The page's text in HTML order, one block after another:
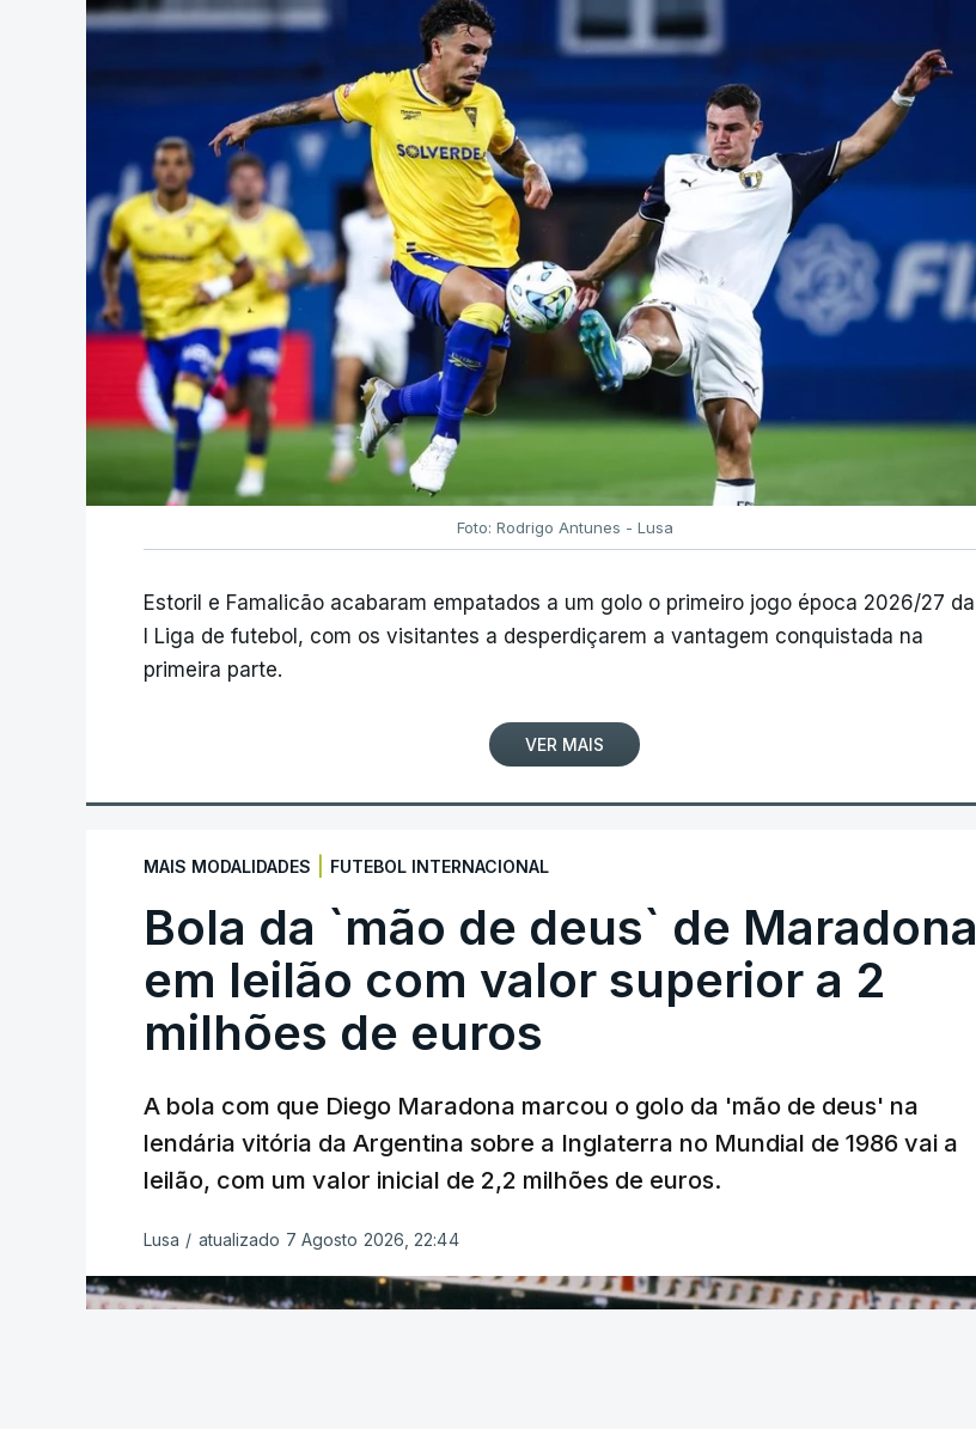
Foto: Rodrigo Antunes - Lusa
Estoril e Famalicão acabaram empatados a um golo o primeiro jogo época 2026/27 da I
I Liga de futebol, com os visitantes a desperdiçarem a vantagem conquistada na
primeira parte.
VER MAIS
MAIS MODALIDADES FUTEBOL INTERNACIONAL
Bola da `mão de deus` de Maradona
em leilão com valor superior a 2
milhões de euros
A bola com que Diego Maradona marcou o golo da 'mão de deus' na
lendária vitória da Argentina sobre a Inglaterra no Mundial de 1986 vai a
leilão, com um valor inicial de 2,2 milhões de euros.
Lusa / atualizado 7 Agosto 2026, 22:44